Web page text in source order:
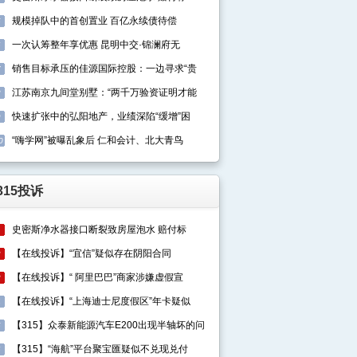
规模掉队中的首创置业 百亿永续债待偿
一次认筹整年享优惠 昆明中交·锦澜府无
销售目标承压的佳源国际控股：一边寻求“贵
江苏南京九间堂别墅：“两千万验资证明才能
快速扩张中的弘阳地产，业绩深陷“缓增”困
“嗨学网”被曝乱象后 仁和会计、北大青鸟
投诉
史密斯净水器接口断裂致房屋泡水 赔付标
【在线投诉】“宜信”疑似存在阴阳合同
【在线投诉】“ 阿里巴巴”商家涉嫌虚假宣
【在线投诉】“上海迪士尼度假区”年卡疑似
【315】众泰新能源汽车E200出现半轴坏的问
【315】“海航”平台聚宝匯疑似不兑现兑付